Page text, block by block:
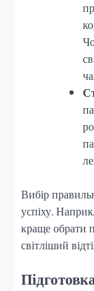
Вибір
успіху.
краще обрати
світліший